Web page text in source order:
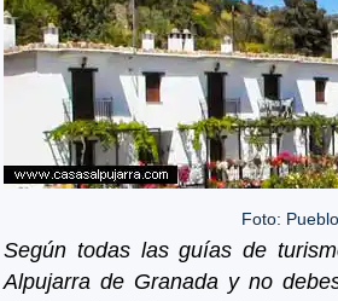
Foto:
Según todas las guías de
Alpujarra de Granada y no